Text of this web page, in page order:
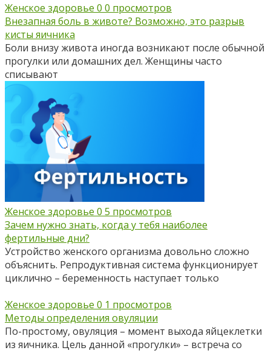
Женское здоровье 0 0 просмотров
Внезапная боль в животе? Возможно, это разрыв
кисты яичника
Боли внизу живота иногда возникают после обычной
прогулки или домашних дел. Женщины часто
списывают
Женское здоровье 0 5 просмотров
Зачем нужно знать, когда у тебя наиболее
фертильные дни?
Устройство женского организма довольно сложно
объяснить. Репродуктивная система функционирует
циклично – беременность наступает только
Женское здоровье 0 1 просмотров
Методы определения овуляции
По-простому, овуляция – момент выхода яйцеклетки
из яичника. Цель данной «прогулки» – встреча со